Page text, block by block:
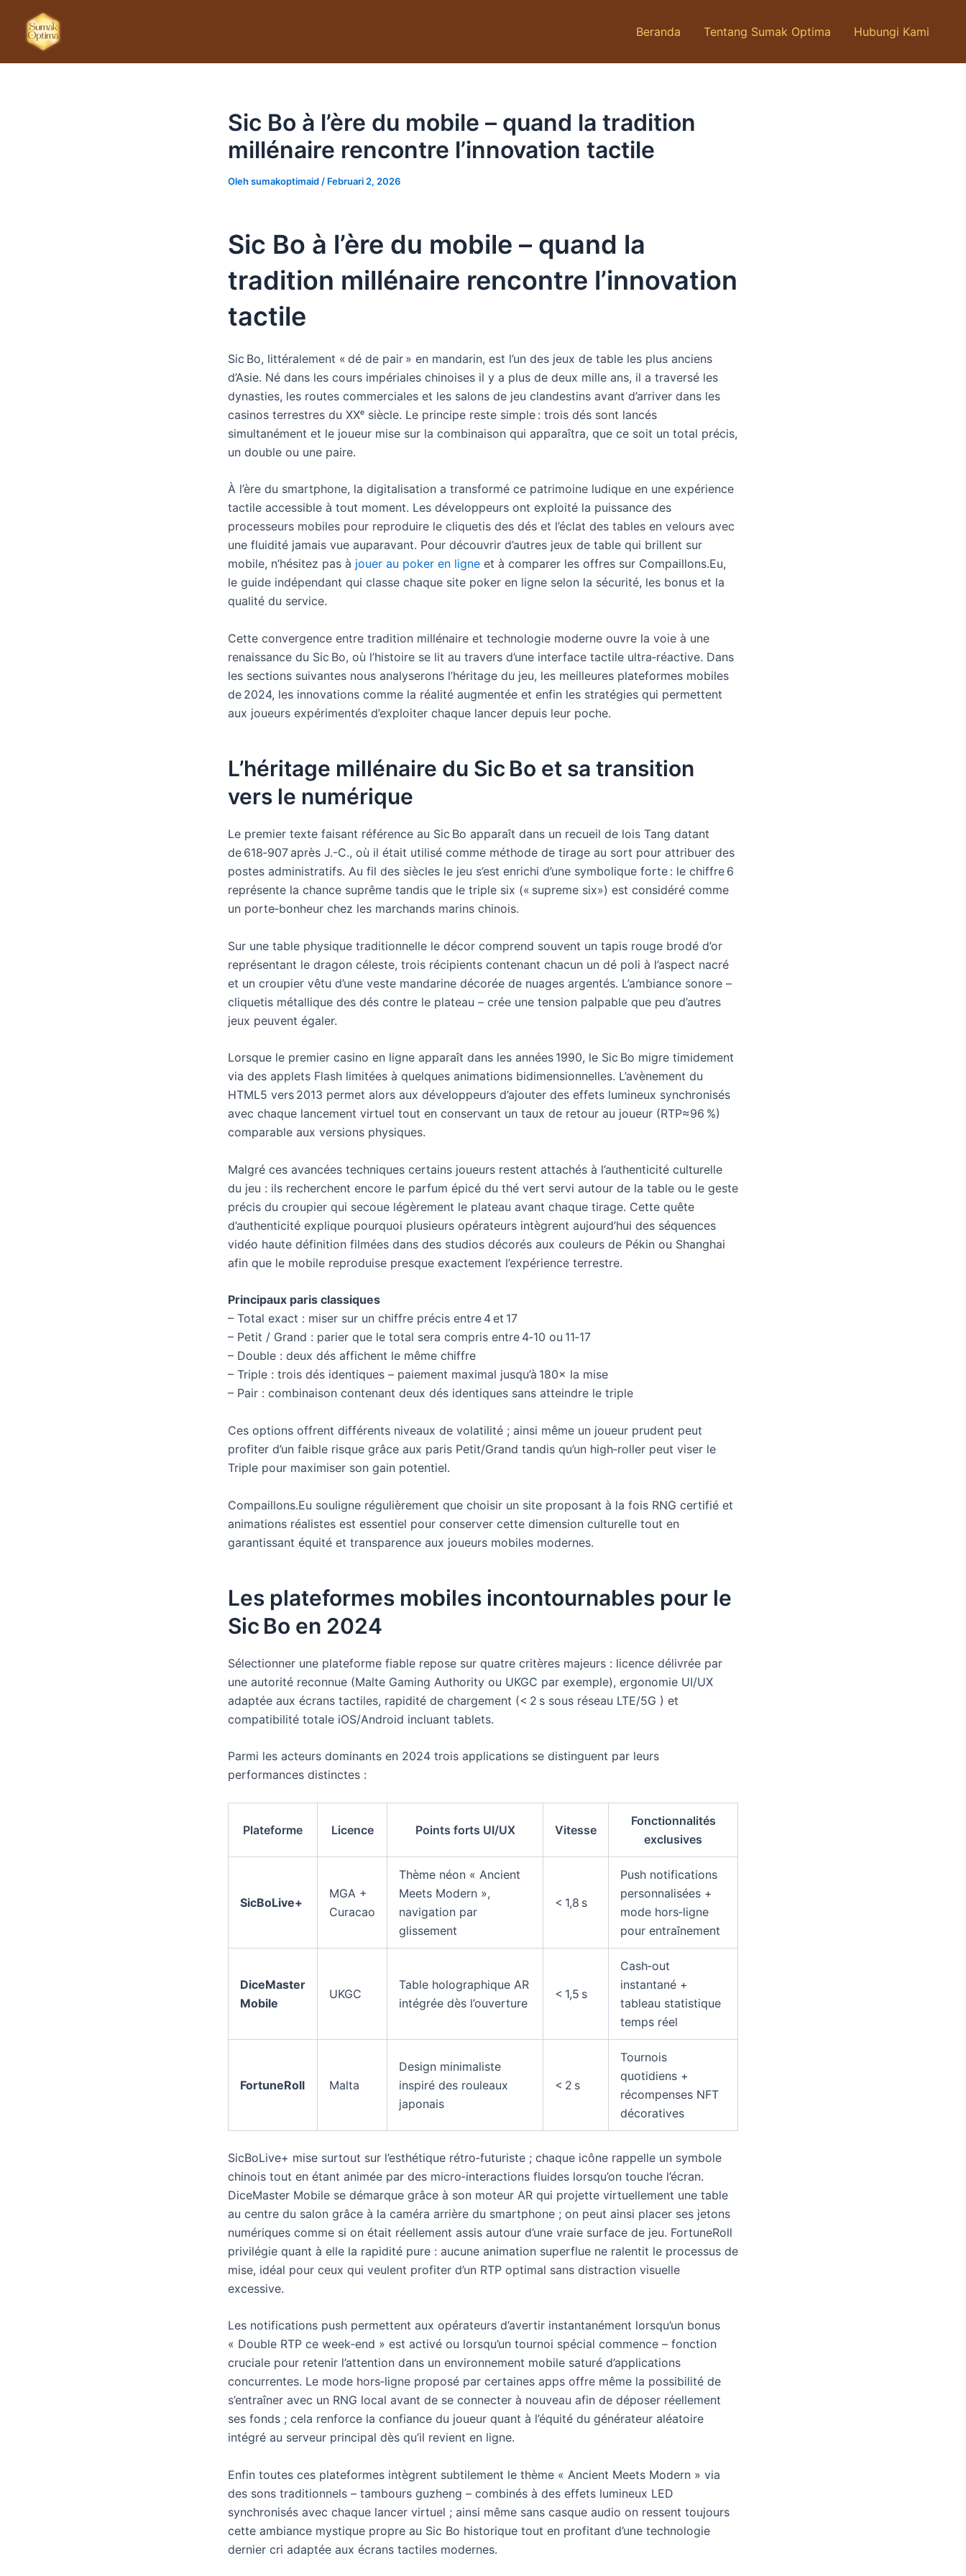
konten
Beranda Tentang Sumak Optima Hubungi Kami
Sic Bo à l’ère du mobile – quand la tradition
millénaire rencontre l’innovation tactile
Olehsumakoptimaid / Februari 2, 2026
Sic Bo à l’ère du mobile – quand la
tradition millénaire rencontre l’innovation
tactile
Sic Bo, littéralement « dé de pair » en mandarin, est l’un des jeux de table les plus anciens
d’Asie. Né dans les cours impériales chinoises il y a plus de deux mille ans, il a traversé les
dynasties, les routes commerciales et les salons de jeu clandestins avant d’arriver dans les
casinos terrestres du XXᵉ siècle. Le principe reste simple : trois dés sont lancés
simultanément et le joueur mise sur la combinaison qui apparaîtra, que ce soit un total précis,
un double ou une paire.
À l’ère du smartphone, la digitalisation a transformé ce patrimoine ludique en une expérience
tactile accessible à tout moment. Les développeurs ont exploité la puissance des
processeurs mobiles pour reproduire le cliquetis des dés et l’éclat des tables en velours avec
une fluidité jamais vue auparavant. Pour découvrir d’autres jeux de table qui brillent sur
mobile, n’hésitez pas à jouer au poker en ligne et à comparer les offres sur Compaillons.Eu,
le guide indépendant qui classe chaque site poker en ligne selon la sécurité, les bonus et la
qualité du service.
Cette convergence entre tradition millénaire et technologie moderne ouvre la voie à une
renaissance du Sic Bo, où l’histoire se lit au travers d’une interface tactile ultra‑réactive. Dans
les sections suivantes nous analyserons l’héritage du jeu, les meilleures plateformes mobiles
de 2024, les innovations comme la réalité augmentée et enfin les stratégies qui permettent
aux joueurs expérimentés d’exploiter chaque lancer depuis leur poche.
L’héritage millénaire du Sic Bo et sa transition
vers le numérique
Le premier texte faisant référence au Sic Bo apparaît dans un recueil de lois Tang datant
de 618‑907 après J.-C., où il était utilisé comme méthode de tirage au sort pour attribuer des
postes administratifs. Au fil des siècles le jeu s’est enrichi d’une symbolique forte : le chiffre 6
représente la chance suprême tandis que le triple six (« supreme six») est considéré comme
un porte‑bonheur chez les marchands marins chinois.
Sur une table physique traditionnelle le décor comprend souvent un tapis rouge brodé d’or
représentant le dragon céleste, trois récipients contenant chacun un dé poli à l’aspect nacré
et un croupier vêtu d’une veste mandarine décorée de nuages argentés. L’ambiance sonore –
cliquetis métallique des dés contre le plateau – crée une tension palpable que peu d’autres
jeux peuvent égaler.
Lorsque le premier casino en ligne apparaît dans les années 1990, le Sic Bo migre timidement
via des applets Flash limitées à quelques animations bidimensionnelles. L’avènement du
HTML5 vers 2013 permet alors aux développeurs d’ajouter des effets lumineux synchronisés
avec chaque lancement virtuel tout en conservant un taux de retour au joueur (RTP≈96 %)
comparable aux versions physiques.
Malgré ces avancées techniques certains joueurs restent attachés à l’authenticité culturelle
du jeu : ils recherchent encore le parfum épicé du thé vert servi autour de la table ou le geste
précis du croupier qui secoue légèrement le plateau avant chaque tirage. Cette quête
d’authenticité explique pourquoi plusieurs opérateurs intègrent aujourd’hui des séquences
vidéo haute définition filmées dans des studios décorés aux couleurs de Pékin ou Shanghai
afin que le mobile reproduise presque exactement l’expérience terrestre.
Principaux paris classiques
– Total exact : miser sur un chiffre précis entre 4 et 17
– Petit / Grand : parier que le total sera compris entre 4‑10 ou 11‑17
– Double : deux dés affichent le même chiffre
– Triple : trois dés identiques – paiement maximal jusqu’à 180× la mise
– Pair : combinaison contenant deux dés identiques sans atteindre le triple
Ces options offrent différents niveaux de volatilité ; ainsi même un joueur prudent peut
profiter d’un faible risque grâce aux paris Petit/Grand tandis qu’un high‑roller peut viser le
Triple pour maximiser son gain potentiel.
Compaillons.Eu souligne régulièrement que choisir un site proposant à la fois RNG certifié et
animations réalistes est essentiel pour conserver cette dimension culturelle tout en
garantissant équité et transparence aux joueurs mobiles modernes.
Les plateformes mobiles incontournables pour le
Sic Bo en 2024
Sélectionner une plateforme fiable repose sur quatre critères majeurs : licence délivrée par
une autorité reconnue (Malte Gaming Authority ou UKGC par exemple), ergonomie UI/UX
adaptée aux écrans tactiles, rapidité de chargement (< 2 s sous réseau LTE/5G ) et
compatibilité totale iOS/Android incluant tablets.
Parmi les acteurs dominants en 2024 trois applications se distinguent par leurs
performances distinctes :
Plateforme Licence Points forts UI/UX Vitesse
Fonctionnalités
exclusives
SicBoLive+
MGA +
Curacao
Thème néon « Ancient
Meets Modern »,
navigation par
glissement
< 1,8 s
Push notifications
personnalisées +
mode hors‑ligne
pour entraînement
DiceMaster
Mobile
UKGC
Table holographique AR
intégrée dès l’ouverture
< 1,5 s
Cash‑out
instantané +
tableau statistique
temps réel
FortuneRoll Malta
Design minimaliste
inspiré des rouleaux
japonais
< 2 s
Tournois
quotidiens +
récompenses NFT
décoratives
SicBoLive+ mise surtout sur l’esthétique rétro‑futuriste ; chaque icône rappelle un symbole
chinois tout en étant animée par des micro‑interactions fluides lorsqu’on touche l’écran.
DiceMaster Mobile se démarque grâce à son moteur AR qui projette virtuellement une table
au centre du salon grâce à la caméra arrière du smartphone ; on peut ainsi placer ses jetons
numériques comme si on était réellement assis autour d’une vraie surface de jeu. FortuneRoll
privilégie quant à elle la rapidité pure : aucune animation superflue ne ralentit le processus de
mise, idéal pour ceux qui veulent profiter d’un RTP optimal sans distraction visuelle
excessive.
Les notifications push permettent aux opérateurs d’avertir instantanément lorsqu’un bonus
« Double RTP ce week‑end » est activé ou lorsqu’un tournoi spécial commence – fonction
cruciale pour retenir l’attention dans un environnement mobile saturé d’applications
concurrentes. Le mode hors‑ligne proposé par certaines apps offre même la possibilité de
s’entraîner avec un RNG local avant de se connecter à nouveau afin de déposer réellement
ses fonds ; cela renforce la confiance du joueur quant à l’équité du générateur aléatoire
intégré au serveur principal dès qu’il revient en ligne.
Enfin toutes ces plateformes intègrent subtilement le thème « Ancient Meets Modern » via
des sons traditionnels – tambours guzheng – combinés à des effets lumineux LED
synchronisés avec chaque lancer virtuel ; ainsi même sans casque audio on ressent toujours
cette ambiance mystique propre au Sic Bo historique tout en profitant d’une technologie
dernier cri adaptée aux écrans tactiles modernes.